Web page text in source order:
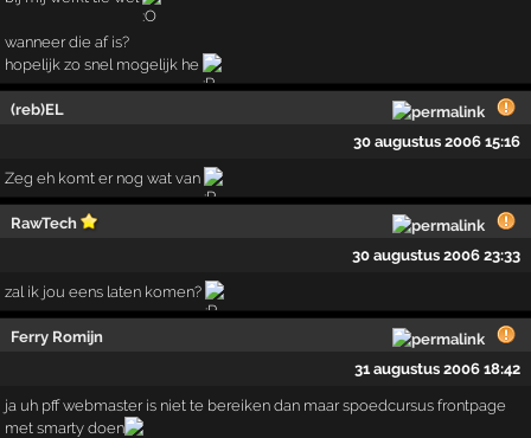
wanneer die af is?
hopelijk zo snel mogelijk he
(reb)EL
30 augustus 2006 15:16
Zeg eh komt er nog wat van
RawTech
30 augustus 2006 23:33
zal ik jou eens laten komen?
Ferry Romijn
31 augustus 2006 18:42
ja uh pff webmaster is niet te bereiken dan maar spoedcursus frontpage
met smarty doen